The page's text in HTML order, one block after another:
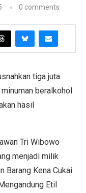
0 comments
tiga juta
beralkohol
hasil
Tri Wibowo
menjadi milik
Barang Kena Cukai
Etil